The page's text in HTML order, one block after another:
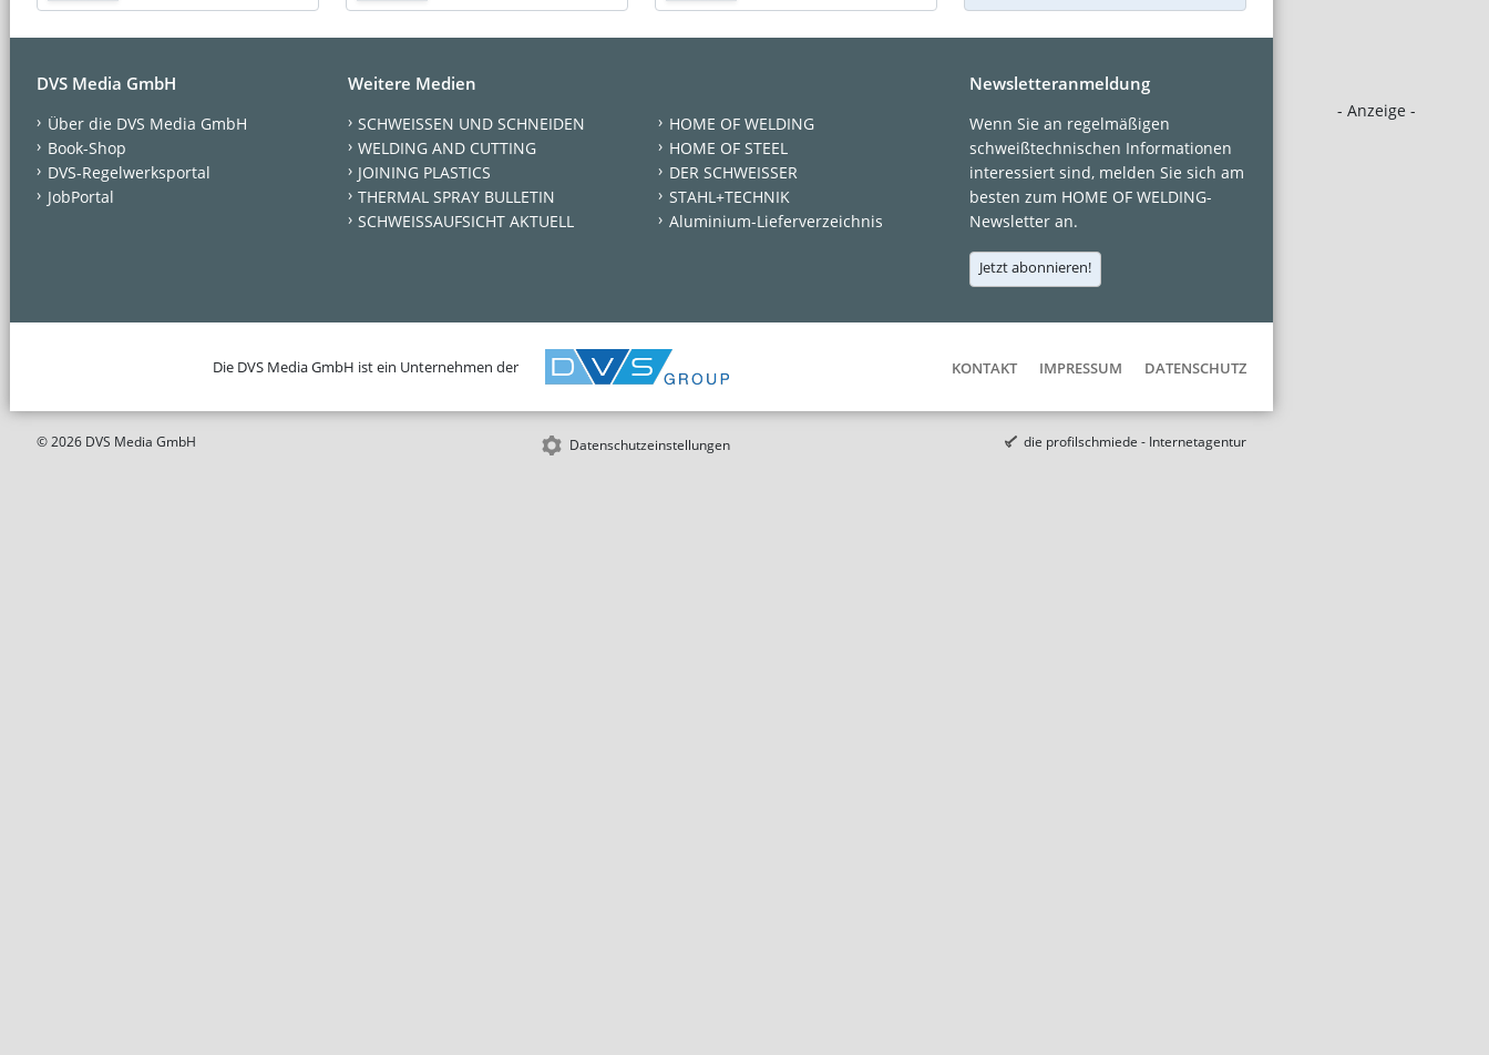
- Anzeige -
DVS Media GmbH
Über die DVS Media GmbH
Book-Shop
DVS-Regelwerksportal
JobPortal
Weitere Medien
SCHWEISSEN UND SCHNEIDEN
WELDING AND CUTTING
JOINING PLASTICS
THERMAL SPRAY BULLETIN
SCHWEISSAUFSICHT AKTUELL
HOME OF WELDING
HOME OF STEEL
DER SCHWEISSER
STAHL+TECHNIK
Aluminium-Lieferverzeichnis
Newsletteranmeldung
Wenn Sie an regelmäßigen
schweißtechnischen Informationen
interessiert sind, melden Sie sich am
besten zum HOME OF WELDING-
Newsletter an.
Jetzt abonnieren!
Die DVS Media GmbH ist ein Unternehmen der KONTAKT IMPRESSUM DATENSCHUTZ
© 2026 DVS Media GmbH Datenschutzeinstellungen die profilschmiede - Internetagentur